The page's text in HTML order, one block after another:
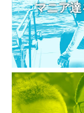
マニア